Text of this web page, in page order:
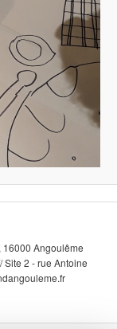
16000 Angoulême
Site 2 - rue Antoine